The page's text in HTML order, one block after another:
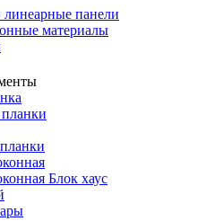
панели
материалы
Блок хаус